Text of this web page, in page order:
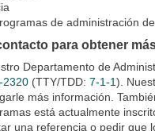
de administración
para obtener
Departamento de
2320 (TTY/TDD: 7-1-1).
más información.
está actualmente
una referencia o pedir que